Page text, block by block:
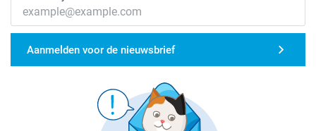
Aanmelden voor de nieuwsbrief